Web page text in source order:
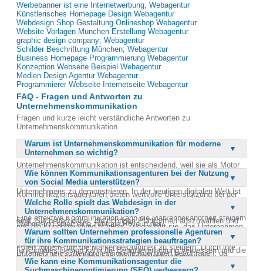
Werbebanner ist eine Internetwerbung, Webagentur
Künstlerisches Homepage Design Webagentur
Webdesign Shop Gestaltung Onlineshop Webagentur
Website Vorlagen München Erstellung Webagentur
graphic design company; Webagentur
Schilder Beschriftung München; Webagentur
Business Homepage Programmierung Webagentur
Konzeption Webseite Beispiel Webagentur
Medien Design Agentur Webagentur
Programmierer Webseite Internetseite Webagentur
FAQ - Fragen und Antworten zu
Unternehmenskommunikation
Fragen und kurze leicht verständliche Antworten zu
Unternehmenskommunikation
Warum ist Unternehmenskommunikation für moderne
Unternehmen so wichtig?
Unternehmenskommunikation ist entscheidend, weil sie als Motor
und treibende Kraft eines Unternehmens fungiert. Sie ermöglicht
es, wichtige Botschaften stilvoll zu vermitteln und das Niveau eines
Unternehmens zu demonstrieren. In der heutigen digitalen Welt ist
es unerlässlich, die Möglichkeiten des Internets und der sozialen
Netzwerke zu nutzen, um direkt mit Kunden zu kommunizieren.
Eine effektive Kommunikation kann die Markenbekanntheit steigern
und die Kundenbindung stärken. Zudem hilft sie, das Unternehmen
von der Konkurrenz abzuheben und die Unternehmensziele
effizienter zu erreichen.
Wie können Kommunikationsagenturen bei der Nutzung
von Social Media unterstützen?
Kommunikationsagenturen bieten wertvolle Unterstützung bei der
Nutzung von Social Media, indem sie Strategien entwickeln, die auf
die spezifischen Bedürfnisse eines Unternehmens zugeschnitten
sind. Sie helfen dabei, die richtigen Plattformen auszuwählen und
Inhalte zu erstellen, die die Zielgruppe ansprechen. Agenturen
können auch den Dialog mit Kunden über Communities, Blogs und
Foren fördern, um die Markenbekanntheit zu steigern. Durch ihre
Expertise in Social Media als Werbemittel können sie die
Reichweite und Effektivität von Kampagnen maximieren. Letztlich
Welche Rolle spielt das Webdesign in der
Unternehmenskommunikation?
Webdesign spielt eine zentrale Rolle in der
Unternehmenskommunikation, da es den ersten Eindruck eines
Unternehmens im Internet vermittelt. Ein ansprechendes und
funktionales Design kann die Benutzererfahrung verbessern und die
Verweildauer auf der Webseite erhöhen. Es ist wichtig, dass das
Design mit den Marketingstrategien und der Markenidentität
Warum sollten Unternehmen professionelle Agenturen
für ihre Kommunikationsstrategien beauftragen?
Unternehmen sollten professionelle Agenturen beauftragen, da
diese über das notwendige Fachwissen und die Erfahrung verfügen,
Wie kann eine Kommunikationsagentur die